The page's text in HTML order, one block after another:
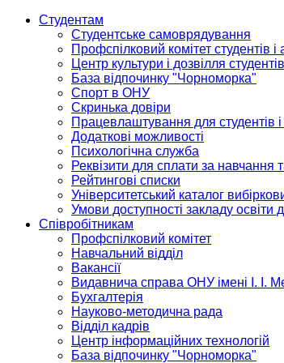
Студентам
Студентське самоврядування
Профспілковий комітет студентів і
Центр культури і дозвілля
База відпочинку "Чорноморка"
Спорт в ОНУ
Скринька довіри
Працевлаштування для студентів і
Додаткові можливості
Психологічна служба
Реквізити для сплати за навчання
Рейтингові списки
Університетський каталог
Умови доступності закладу
Співробітникам
Профспілковий комітет
Навчальний відділ
Вакансії
Видавнича справа ОНУ імені І. І.
Бухгалтерія
Науково-методична рада
Відділ кадрів
Центр інформаційних технологій
База відпочинку "Чорноморка"